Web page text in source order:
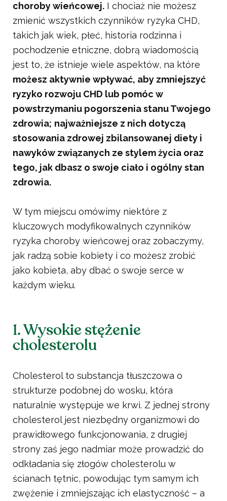
choroby wieńcowej. I chociaż nie możesz
zmienić wszystkich czynników ryzyka CHD,
takich jak wiek, płeć, historia rodzinna i
pochodzenie etniczne, dobrą wiadomością
jest to, że istnieje wiele aspektów, na które
możesz aktywnie wpływać, aby zmniejszyć
ryzyko rozwoju CHD lub pomóc w
powstrzymaniu pogorszenia stanu Twojego
zdrowia; najważniejsze z nich dotyczą
stosowania zdrowej zbilansowanej diety i
nawyków związanych ze stylem życia oraz
tego, jak dbasz o swoje ciało i ogólny stan
zdrowia.
W tym miejscu omówimy niektóre z
kluczowych modyfikowalnych czynników
ryzyka choroby wieńcowej oraz zobaczymy,
jak radzą sobie kobiety i co możesz zrobić
jako kobieta, aby dbać o swoje serce w
każdym wieku.
1. Wysokie stężenie
cholesterolu
Cholesterol to substancja tłuszczowa o
strukturze podobnej do wosku, która
naturalnie występuje we krwi. Z jednej strony
cholesterol jest niezbędny organizmowi do
prawidłowego funkcjonowania, z drugiej
strony zaś jego nadmiar może prowadzić do
odkładania się złogów cholesterolu w
ścianach tętnic, powodując tym samym ich
zwężenie i zmniejszając ich elastyczność – a